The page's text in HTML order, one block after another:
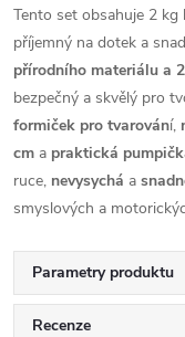
Tento set obsahuje 2 kg
příjemný na dotek a
přírodního materiálu a
bezpečný a skvělý pro
formiček pro tvarování,
cm a praktická
ruce, nevysychá a
smyslových a
Parametry produktu
Recenze